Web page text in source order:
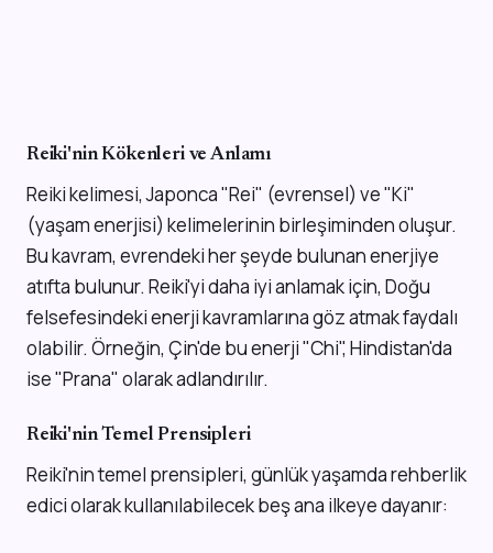
Reiki'nin Kökenleri ve Anlamı
Reiki kelimesi, Japonca "Rei" (evrensel) ve "Ki"
(yaşam enerjisi) kelimelerinin birleşiminden oluşur.
Bu kavram, evrendeki her şeyde bulunan enerjiye
atıfta bulunur. Reiki'yi daha iyi anlamak için, Doğu
felsefesindeki enerji kavramlarına göz atmak faydalı
olabilir. Örneğin, Çin'de bu enerji "Chi", Hindistan'da
ise "Prana" olarak adlandırılır.
Reiki'nin Temel Prensipleri
Reiki'nin temel prensipleri, günlük yaşamda rehberlik
edici olarak kullanılabilecek beş ana ilkeye dayanır: